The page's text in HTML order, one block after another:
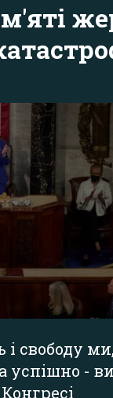
і свободу
успішно -